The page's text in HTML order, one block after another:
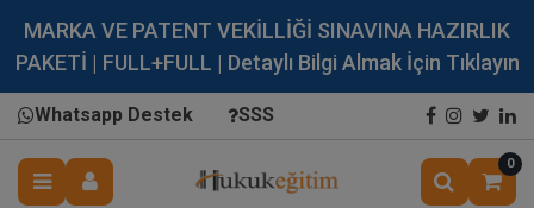
MARKA VE PATENT VEKİLLİĞİ SINAVINA HAZIRLIK
PAKETİ | FULL+FULL | Detaylı Bilgi Almak İçin Tıklayın
Whatsapp Destek SSS
0